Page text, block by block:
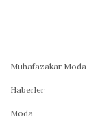
Muhafazakar Moda
Haberler
Moda